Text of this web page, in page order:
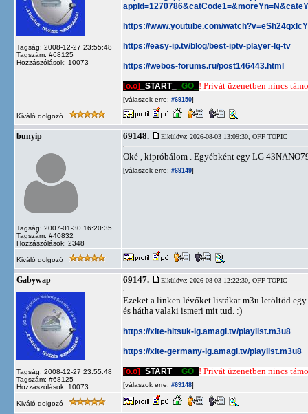
Tagság: 2008-12-27 23:55:48
Tagszám: #68125
Hozzászólások: 10073
https://www.youtube.com/
https://easy-ip.tv/blog/best-iptv-player-lg-tv
https://webos-forums.ru/post146443.html
[o.o] _START_ _GO_ ! Privát üzenetben nincs
[válaszok erre: #69150]
Kiváló dolgozó
bunyip
Tagság: 2007-01-30 16:20:35
Tagszám: #40832
Hozzászólások: 2348
69148. Elküldve: 2026-08-03 13:09:30, OFF TOPIC
Oké , kipróbálom . Egyébként egy LG
[válaszok erre: #69149]
Kiváló dolgozó
Gabywap
Tagság: 2008-12-27 23:55:48
Tagszám: #68125
Hozzászólások: 10073
69147. Elküldve: 2026-08-03 12:22:30, OFF TOPIC
Ezeket a linken lévőket listákat m3u letöltöd
és hátha valaki ismeri mit tud. :)
https://xite-hitsuk-lg.amagi.tv/playlist.m3u8
https://xite-germany-lg.amagi.tv/playlist.m3u8
[o.o] _START_ _GO_ ! Privát üzenetben nincs
[válaszok erre: #69148]
Kiváló dolgozó